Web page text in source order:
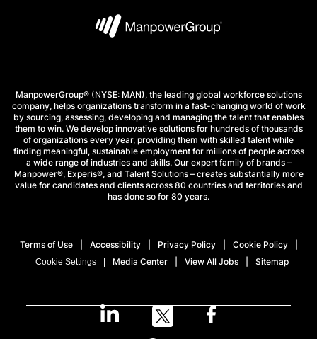
ManpowerGroup® (NYSE: MAN), the leading global workforce solutions
company, helps organizations transform in a fast-changing world of work
by sourcing, assessing, developing and managing the talent that enables
them to win. We develop innovative solutions for hundreds of thousands
of organizations every year, providing them with skilled talent while
finding meaningful, sustainable employment for millions of people across
a wide range of industries and skills. Our expert family of brands –
Manpower®, Experis®, and Talent Solutions – creates substantially more
value for candidates and clients across 80 countries and territories and
has done so for 80 years.
Terms of Use Accessibility Privacy Policy Cookie Policy
Cookie Settings Media Center View All Jobs Sitemap